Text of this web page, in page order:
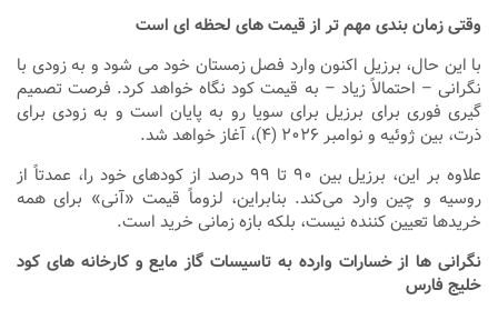
وقتی زمان ‌بندی مهم ‌تر از قیمت‌ های لحظه‌ ای است
با این حال، برزیل اکنون وارد فصل زمستان خود می‌ شود و به زودی با
نگرانی – احتمالاً زیاد – به قیمت کود نگاه خواهد کرد. فرصت تصمیم‌
گیری فوری برای برزیل برای سویا رو به پایان است و به زودی برای
ذرت، بین ژوئیه و نوامبر ۲۰۲۶ (۴)، آغاز خواهد شد.
علاوه بر این، برزیل بین ۹۰ تا ۹۹ درصد از کودهای خود را، عمدتاً از
روسیه و چین وارد می‌کند. بنابراین، لزوماً قیمت «آنی» برای همه
خریدها تعیین‌ کننده نیست، بلکه بازه زمانی خرید است.
نگرانی ها از خسارات وارده به تاسیسات گاز مایع و کارخانه های کود
خلیج فارس